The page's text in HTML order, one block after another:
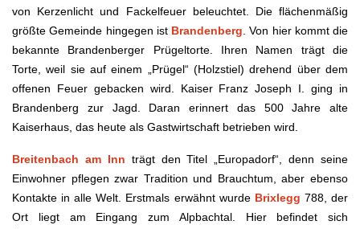
von Kerzenlicht und Fackelfeuer beleuchtet. Die flächenmäßig
größte Gemeinde hingegen ist Brandenberg. Von hier kommt die
bekannte Brandenberger Prügeltorte. Ihren Namen trägt die
Torte, weil sie auf einem „Prügel“ (Holzstiel) drehend über dem
offenen Feuer gebacken wird. Kaiser Franz Joseph I. ging in
Brandenberg zur Jagd. Daran erinnert das 500 Jahre alte
Kaiserhaus, das heute als Gastwirtschaft betrieben wird.
Breitenbach am Inn trägt den Titel „Europadorf“, denn seine
Einwohner pflegen zwar Tradition und Brauchtum, aber ebenso
Kontakte in alle Welt. Erstmals erwähnt wurde Brixlegg 788, der
Ort liegt am Eingang zum Alpbachtal. Hier befindet sich